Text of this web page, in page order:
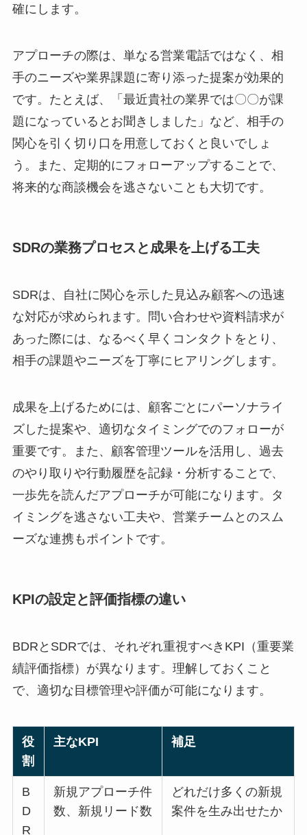
確にします。
アプローチの際は、単なる営業電話ではなく、相
手のニーズや業界課題に寄り添った提案が効果的
です。たとえば、「最近貴社の業界では〇〇が課
題になっているとお聞きしました」など、相手の
関心を引く切り口を用意しておくと良いでしょ
う。また、定期的にフォローアップすることで、
将来的な商談機会を逃さないことも大切です。
SDRの業務プロセスと成果を上げる工夫
SDRは、自社に関心を示した見込み顧客への迅速
な対応が求められます。問い合わせや資料請求が
あった際には、なるべく早くコンタクトをとり、
相手の課題やニーズを丁寧にヒアリングします。
成果を上げるためには、顧客ごとにパーソナライ
ズした提案や、適切なタイミングでのフォローが
重要です。また、顧客管理ツールを活用し、過去
のやり取りや行動履歴を記録・分析することで、
一歩先を読んだアプローチが可能になります。タ
イミングを逃さない工夫や、営業チームとのスム
ーズな連携もポイントです。
KPIの設定と評価指標の違い
BDRとSDRでは、それぞれ重視すべきKPI（重要業
績評価指標）が異なります。理解しておくこと
で、適切な目標管理や評価が可能になります。
役
割
主なKPI 補足
B
D
R
新規アプローチ件
数、新規リード数
どれだけ多くの新規
案件を生み出せたか